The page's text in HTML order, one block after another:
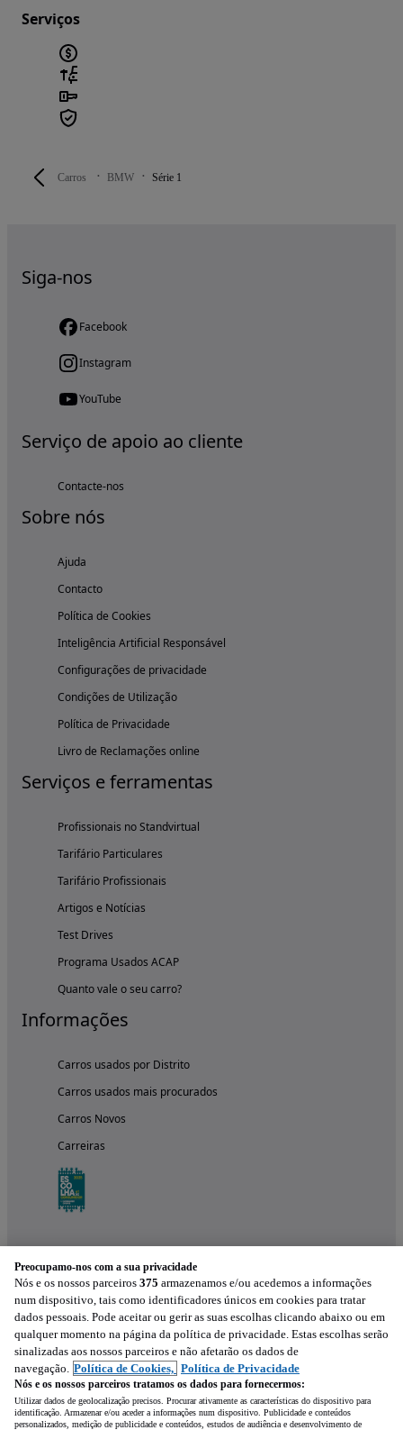
Carros BMW Série 1
Serviços
Siga-nos
Facebook
Instagram
YouTube
Serviço de apoio ao cliente
Contacte-nos
Sobre nós
Ajuda
Contacto
Política de Cookies
Inteligência Artificial Responsável
Configurações de privacidade
Condições de Utilização
Política de Privacidade
Livro de Reclamações online
Serviços e ferramentas
Profissionais no Standvirtual
Tarifário Particulares
Tarifário Profissionais
Artigos e Notícias
Test Drives
Programa Usados ACAP
Quanto vale o seu carro?
Informações
Carros usados por Distrito
Carros usados mais procurados
Carros Novos
Carreiras
Experimenta a aplicação
Preocupamo-nos com a sua privacidade
Nós e os nossos parceiros 375 armazenamos e/ou acedemos a informações
num dispositivo, tais como identificadores únicos em cookies para tratar
dados pessoais. Pode aceitar ou gerir as suas escolhas clicando abaixo ou em
qualquer momento na página da política de privacidade. Estas escolhas serão
sinalizadas aos nossos parceiros e não afetarão os dados de
navegação. Política de Cookies, Política de Privacidade
Nós e os nossos parceiros tratamos os dados para fornecermos:
Utilizar dados de geolocalização precisos. Procurar ativamente as características do dispositivo para
identificação. Armazenar e/ou aceder a informações num dispositivo. Publicidade e conteúdos
personalizados, medição de publicidade e conteúdos, estudos de audiência e desenvolvimento de